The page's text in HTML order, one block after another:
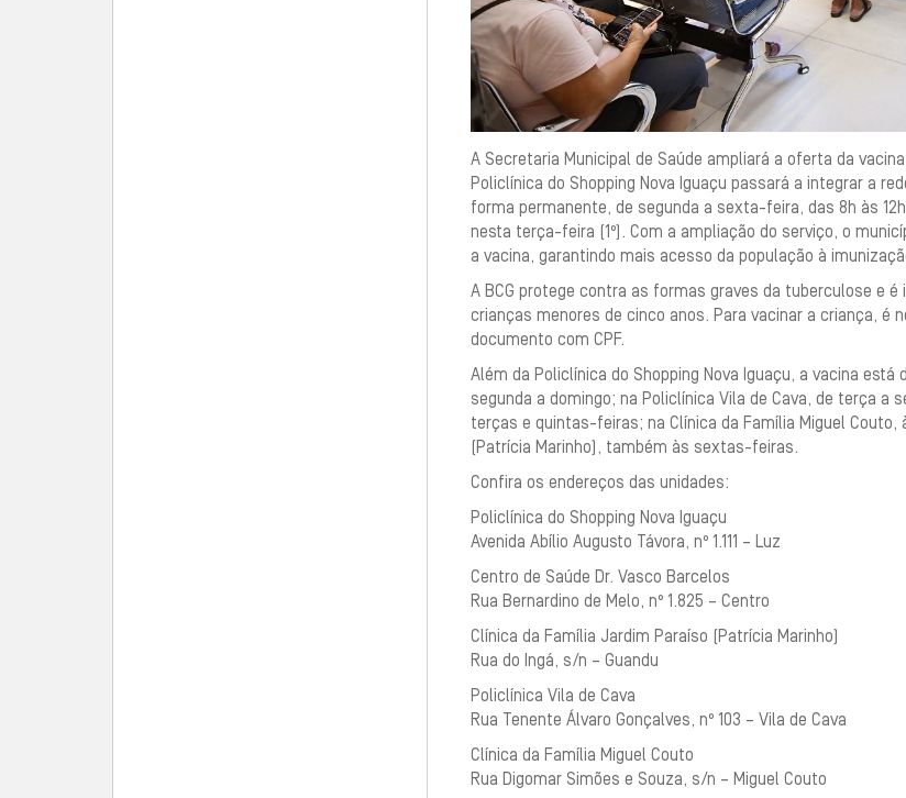
A Secretaria Municipal de Saúde ampliará a oferta da
Policlínica do Shopping Nova Iguaçu passará a integrar a
forma permanente, de segunda a sexta-feira, das 8h às
nesta terça-feira (1º). Com a ampliação do serviço, o
a vacina, garantindo mais acesso da população à
A BCG protege contra as formas graves da tuberculose e
crianças menores de cinco anos. Para vacinar a criança, é
documento com CPF.
Além da Policlínica do Shopping Nova Iguaçu, a vacina está
segunda a domingo; na Policlínica Vila de Cava, de terça
terças e quintas-feiras; na Clínica da Família Miguel
(Patrícia Marinho), também às sextas-feiras.
Confira os endereços das unidades:
Policlínica do Shopping Nova Iguaçu
Avenida Abílio Augusto Távora, nº 1.111 – Luz
Centro de Saúde Dr. Vasco Barcelos
Rua Bernardino de Melo, nº 1.825 – Centro
Clínica da Família Jardim Paraíso (Patrícia Marinho)
Rua do Ingá, s/n – Guandu
Policlínica Vila de Cava
Rua Tenente Álvaro Gonçalves, nº 103 – Vila de Cava
Clínica da Família Miguel Couto
Rua Digomar Simões e Souza, s/n – Miguel Couto